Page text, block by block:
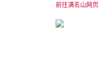
前往满名山网页